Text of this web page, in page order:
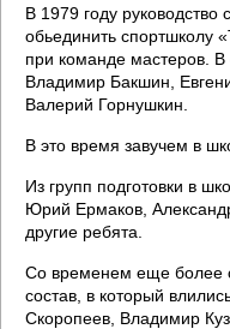
В 1979 году
обьединить спортшколу
при команде мастеров.
Владимир Бакшин,
Валерий Горнушкин.
В это время завучем в
Из групп подготовки в
Юрий Ермаков,
другие ребята.
Со временем еще более
состав, в который
Скоропеев, Владимир